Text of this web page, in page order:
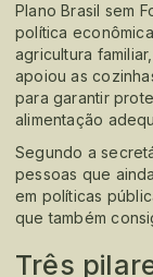
Plano Brasil sem
política
agricultura
apoiou as
para garantir
alimentação
Segundo a
pessoas que
em políticas
que também
Três